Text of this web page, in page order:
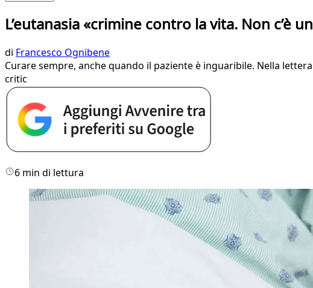
L’eutanasia «crimine contro la vita. Non c’è
di Francesco Ognibene
Curare sempre, anche quando il paziente è inguaribile. Nella
critic
6 min di lettura